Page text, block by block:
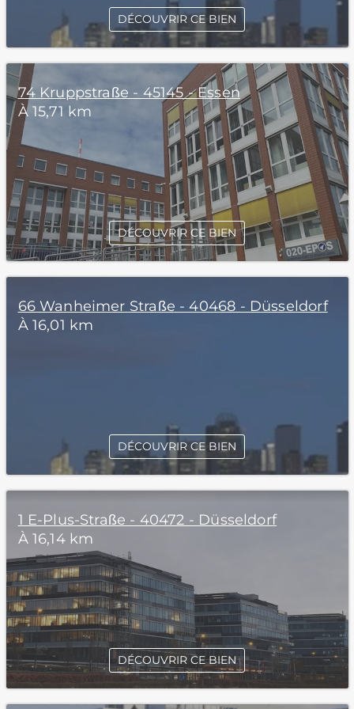
DÉCOUVRIR CE BIEN
74 Kruppstraße - 45145 - Essen
À 15,71 km
DÉCOUVRIR CE BIEN
66 Wanheimer Straße - 40468 - Düsseldorf
À 16,01 km
DÉCOUVRIR CE BIEN
1 E-Plus-Straße - 40472 - Düsseldorf
À 16,14 km
DÉCOUVRIR CE BIEN